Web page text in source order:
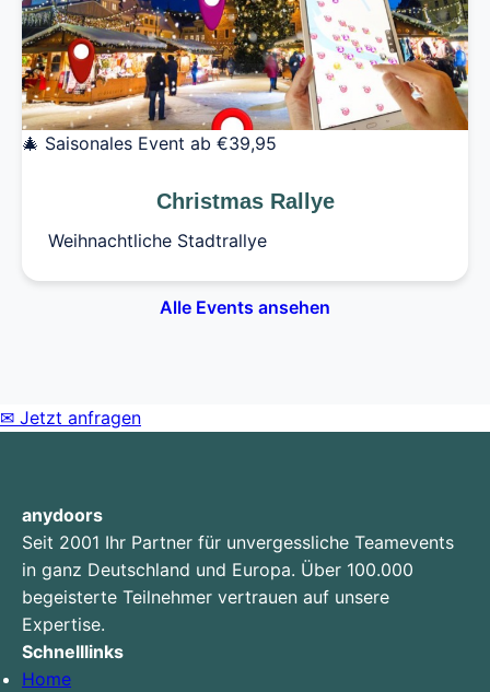
🎄 Saisonales Event ab €39,95
Christmas Rallye
Weihnachtliche Stadtrallye
Alle Events ansehen
✉ Jetzt anfragen
anydoors
Seit 2001 Ihr Partner für unvergessliche Teamevents
in ganz Deutschland und Europa. Über 100.000
begeisterte Teilnehmer vertrauen auf unsere
Expertise.
Schnelllinks
Home